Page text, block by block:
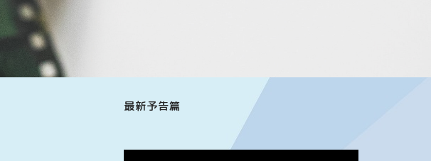
最新予告篇